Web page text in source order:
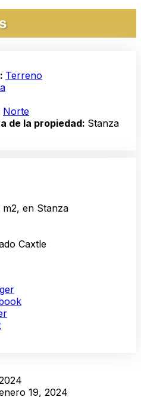
Terreno
Norte
de la propiedad: Stanza
en Stanza
Caxtle
19, 2024